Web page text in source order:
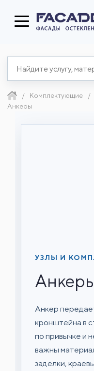
Комплектующие
Анкеры
УЗЛЫ И
Анкер
кронштейна в
по привычке и
важны
заделки,